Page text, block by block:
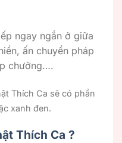
ngay ngắn ở giữa
ấn chuyển pháp
chưởng….
Thích Ca sẽ có phần
xanh đen.
Thích Ca ?